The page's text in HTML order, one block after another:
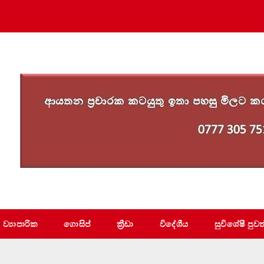
ව්‍යාපාරික ගොසිප් ක්‍රීඩා විදේශීය සුවිශේෂී